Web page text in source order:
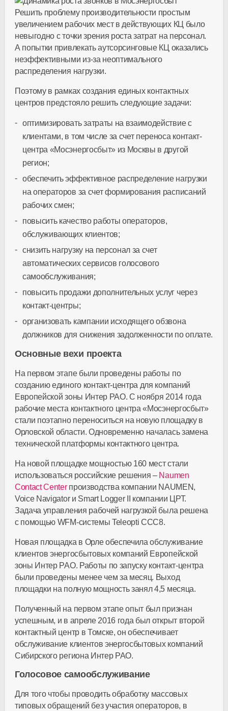
Решить проблему производительности простым
увеличением рабочих мест в действующих КЦ было
невыгодно с точки зрения роста затрат на персонал.
А попытки привлекать аутсорсинговые КЦ оказались
неэффективными из-за неоптимального
распределения нагрузки.
Поэтому в рамках создания единых контактных
центров предстояло решить следующие задачи:
оптимизировать затраты на взаимодействие с
клиентами, в том числе за счет переноса контакт-
центра «Мосэнергосбыт» из Москвы в другой
регион;
обеспечить эффективное распределение нагрузки
на операторов за счет формирования расписаний
рабочих смен;
повысить качество работы операторов,
обслуживающих клиентов;
снизить нагрузку на персонал за счет
автоматических сервисов голосового
самообслуживания;
повысить продажи дополнительных услуг через
контакт-центры;
организовать кампании исходящего обзвона
должников для снижения задолженности по оплате.
Основные вехи проекта
На первом этапе были проведены работы по
созданию единого контакт-центра для компаний
Европейской зоны Интер РАО. С ноября 2014 года
рабочие места контактного центра «Мосэнергосбыт»
стали поэтапно переноситься на новую площадку в
Орловской области. Одновременно началась замена
технической платформы контактного центра.
На новой площадке мощностью 160 мест стали
использоваться российские решения – Naumen
Contact Centerпроизводства компании NAUMEN,
Voice Navigator и Smart Logger II компании ЦРТ.
Задача управления рабочей нагрузкой была решена
с помощью WFM-системы Teleopti CCC8.
Новая площадка в Орле обеспечила обслуживание
клиентов энергосбытовых компаний Европейской
зоны Интер РАО. Работы по запуску контакт-центра
были проведены менее чем за месяц. Выход
площадки на полную мощность занял 4,5 месяца.
Полученный на первом этапе опыт был признан
успешным, и в апреле 2016 года был открыт второй
контактный центр в Томске, он обеспечивает
обслуживание клиентов энергосбытовых компаний
Сибирского региона Интер РАО.
Голосовое самообслуживание
Для того чтобы проводить обработку массовых
типовых обращений без участия операторов, в